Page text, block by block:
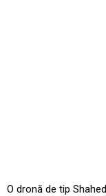
O dronă de tip